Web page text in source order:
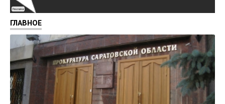
Реклама
ГЛАВНОЕ